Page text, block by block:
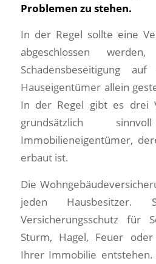
Problemen zu stehen.
In der Regel sollte eine
abgeschlossen
Schadensbeseitigung
Hauseigentümer allein
In der Regel gibt es drei
grundsätzlich
Immobilieneigentümer,
erbaut ist.
Die
jeden
Versicherungsschutz für
Sturm, Hagel, Feuer
Ihrer Immobilie